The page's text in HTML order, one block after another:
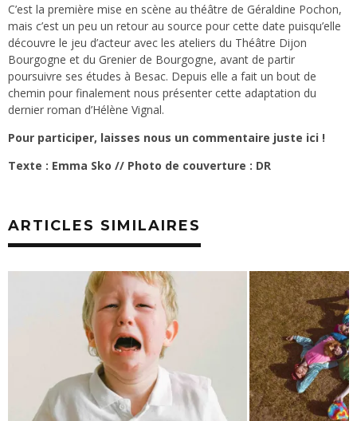
C’est la première mise en scène au théâtre de Géraldine Pochon,
mais c’est un peu un retour au source pour cette date puisqu’elle
découvre le jeu d’acteur avec les ateliers du Théâtre Dijon
Bourgogne et du Grenier de Bourgogne, avant de partir
poursuivre ses études à Besac. Depuis elle a fait un bout de
chemin pour finalement nous présenter cette adaptation du
dernier roman d’Hélène Vignal.
Pour participer, laisses nous un commentaire juste ici !
Texte : Emma Sko // Photo de couverture : DR
ARTICLES SIMILAIRES